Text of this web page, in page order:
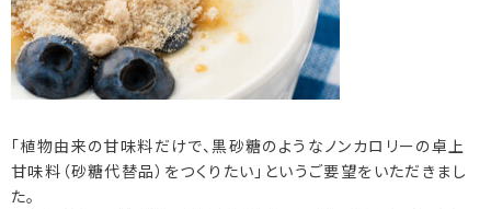
「植物由来の甘味料だけで、黒砂糖のようなノンカロリーの卓上
甘味料（砂糖代替品）をつくりたい」というご要望をいただきまし
た。